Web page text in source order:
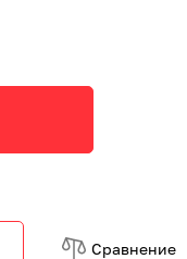
Cравнение